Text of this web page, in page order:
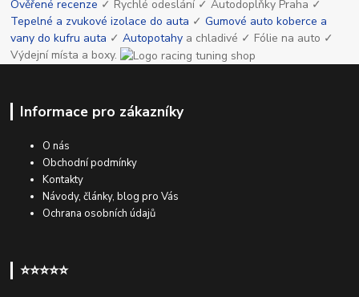
Ověřené recenze ✓ Rychlé odeslání ✓ Autodoplňky Praha ✓
Tepelné a zvukové izolace do auta ✓Gumové auto koberce a
vany do kufru auta ✓Autopotahy a chladivé ✓ Fólie na auto ✓
Výdejní místa a boxy.
Informace pro zákazníky
O nás
Obchodní podmínky
Kontakty
Návody, články, blog pro Vás
Ochrana osobních údajů
⭐⭐⭐⭐⭐